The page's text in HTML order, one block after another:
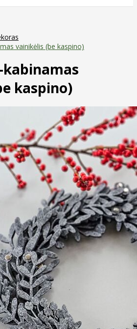
vainikėlis (be kaspino)
kaspino)